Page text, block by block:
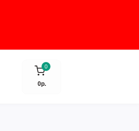
0
0р.